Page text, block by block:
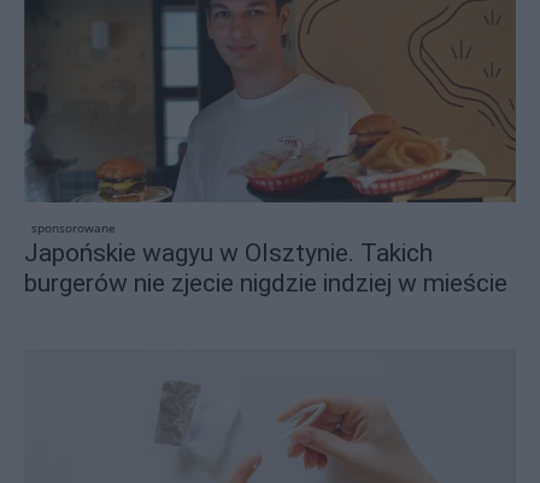
sponsorowane
Japońskie wagyu w Olsztynie. Takich
burgerów nie zjecie nigdzie indziej w mieście